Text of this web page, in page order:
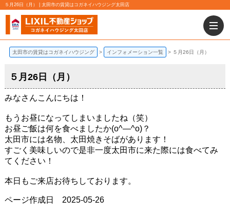
５月26日（月） | 太田市の賃貸はコガネイハウジング太田店
太田市の賃貸はコガネイハウジング インフォメーション一覧 ５月26日（月）
５月26日（月）
みなさんこんにちは！
もうお昼になってしまいましたね（笑）
お昼ご飯は何を食べましたか(o^―^o)？
太田市には名物、太田焼きそばがあります！
すごく美味しいので是非一度太田市に来た際には食べてみ
てください！
本日もご来店お待ちしております。
ページ作成日 2025-05-26